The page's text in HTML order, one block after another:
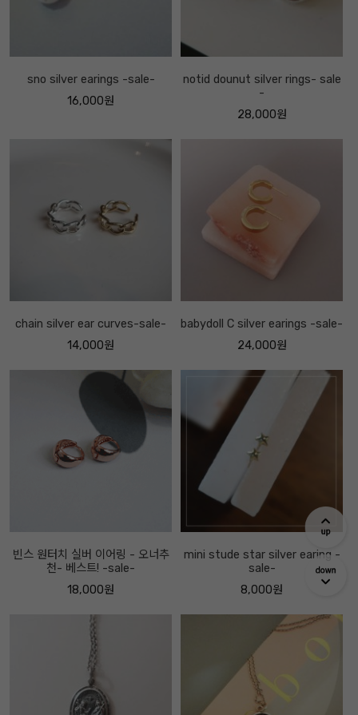
sno silver earings -sale-
16,000원
notid dounut silver rings- sale
-
28,000원
chain silver ear curves-sale-
14,000원
babydoll C silver earings -sale-
24,000원
빈스 원터치 실버 이어링 - 오너추
천- 베스트! -sale-
18,000원
mini stude star silver earing -
sale-
8,000원